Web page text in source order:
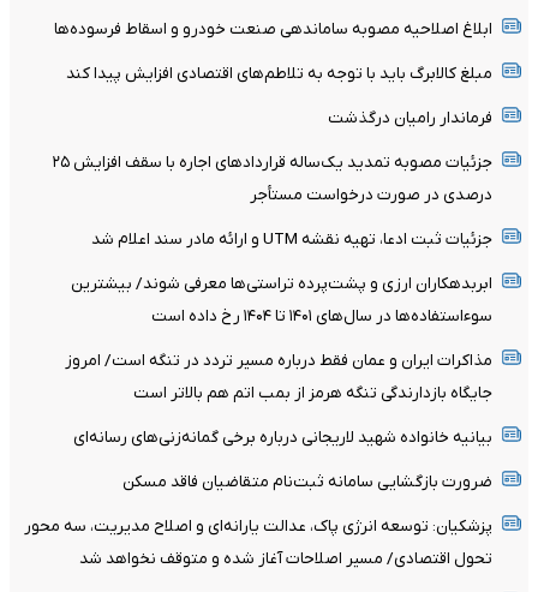
ابلاغ اصلاحیه مصوبه ساماندهی صنعت خودرو و اسقاط فرسوده‌ها
مبلغ کالابرگ باید با توجه به تلاطم‌های اقتصادی افزایش پیدا کند
فرماندار رامیان درگذشت
جزئیات مصوبه تمدید یک‌ساله قرارداد‌های اجاره با سقف افزایش ۲۵
درصدی در صورت درخواست مستأجر
جزئیات ثبت ادعا، تهیه نقشه UTM و ارائه مادر سند اعلام شد
ابربدهکاران ارزی و پشت‌پرده تراستی‌ها معرفی شوند/ بیشترین
سوءاستفاده‌ها در سال‌های ۱۴۰۱ تا ۱۴۰۴ رخ داده است
مذاکرات ایران و عمان فقط درباره مسیر تردد در تنگه است/ امروز
جایگاه بازدارندگی تنگه هرمز از بمب اتم هم بالاتر است
بیانیه خانواده شهید لاریجانی درباره برخی گمانه‌زنی‌های رسانه‌ای
ضرورت بازگشایی سامانه ثبت‌نام متقاضیان فاقد مسکن
پزشکیان: توسعه انرژی پاک، عدالت یارانه‌ای و اصلاح مدیریت، سه محور
تحول اقتصادی/ مسیر اصلاحات آغاز شده و متوقف نخواهد شد